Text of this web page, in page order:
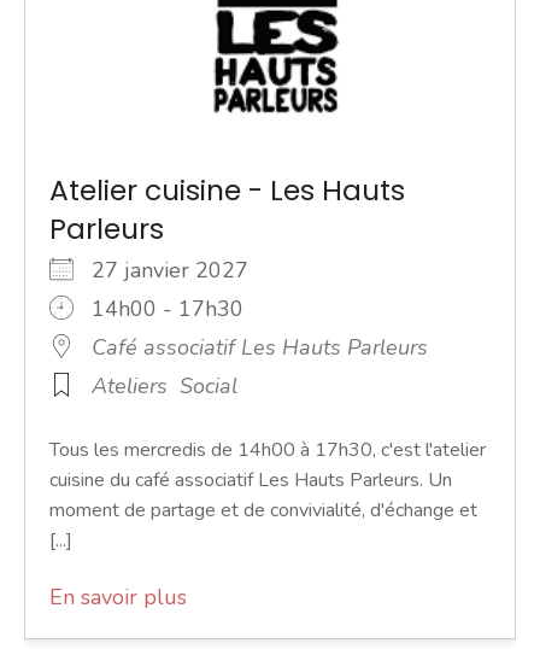
Atelier cuisine - Les Hauts
Parleurs
27 janvier 2027
14h00 - 17h30
Café associatif Les Hauts Parleurs
Ateliers Social
Tous les mercredis de 14h00 à 17h30, c'est l'atelier
cuisine du café associatif Les Hauts Parleurs. Un
moment de partage et de convivialité, d'échange et
[...]
En savoir plus